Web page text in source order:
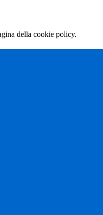
della cookie policy.